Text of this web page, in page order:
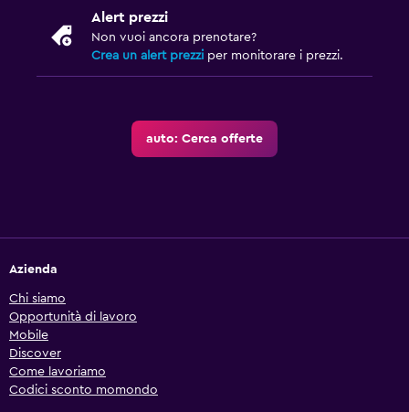
Alert prezzi
Non vuoi ancora prenotare?
Crea un alert prezzi per monitorare i prezzi.
auto: Cerca offerte
Azienda
Chi siamo
Opportunità di lavoro
Mobile
Discover
Come lavoriamo
Codici sconto momondo